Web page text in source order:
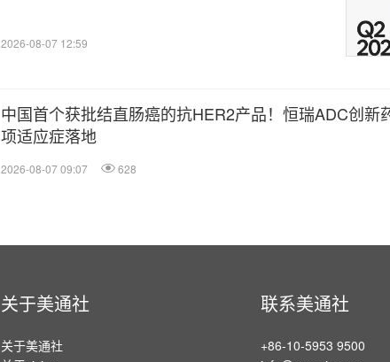
2026-08-07 12:59
中国首个获批结直肠癌的抗HER2产品！恒瑞ADC创新
项适应症落地
2026-08-07 09:07 628
关于美通社
关于美通社
联系美通社
+86-10-5953 9500